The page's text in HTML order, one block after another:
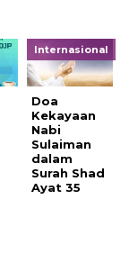
Internasional
Doa
Kekayaan
Nabi
Sulaiman
dalam
Surah Shad
Ayat 35